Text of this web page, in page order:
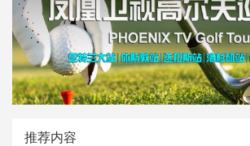
推荐内容